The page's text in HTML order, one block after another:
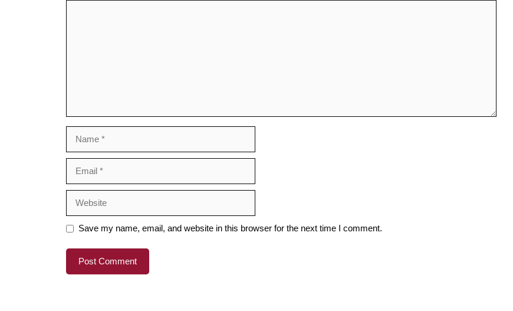
Save my name, email, and website in this browser for the next time I comment.